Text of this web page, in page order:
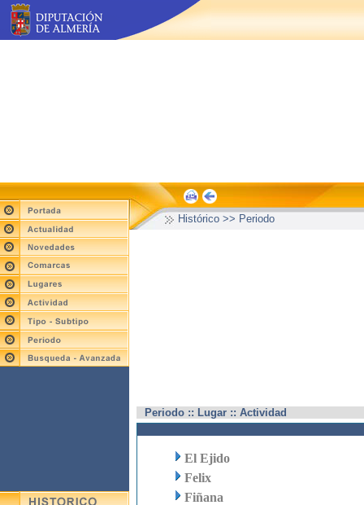
Histórico >> Periodo
Periodo :: Lugar :: Actividad
El Ejido
Felix
Fiñana